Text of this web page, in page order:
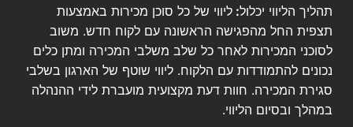
תהליך הליווי יכלול: ליווי של כל סוכן מכירות באמצעות
תצפית החל מהפגישה הראשונה עם לקוח חדש. משוב
לסוכני המכירות לאחר כל שלב משלבי המכירה ומתן כלים
נכונים להתמודדות עם הלקוח. ליווי שוטף של הארגון בשלבי
סגירת המכירה. חוות דעת מקצועית מועברת לידי ההנהלה
במהלך ובסיום הליווי.